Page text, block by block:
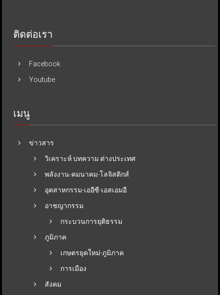
ติดต่อเรา
Facebook
Youtube
เมนู
ข่าวสาร
วิเคราะห์ บทความ ต่างประเทศ
พลังงาน-คมนาคม-โลจิสติกส์
อุตสาหกรรม-เออีซี-เอสเอมอี
อาชญากรรม
กระบวนการยุติธรรม
ภูมิภาค
เกษตรยุคใหม่-ภูมิภาค
การเมือง
สังคม